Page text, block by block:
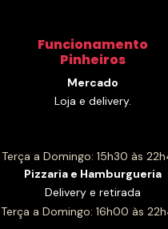
Funcionamento
Pinheiros
Mercado
Loja e delivery.
Terça a Domingo: 15h30 às
Pizzaria e Hamburgueria
Delivery e retirada
Terça a Domingo: 16h00 às